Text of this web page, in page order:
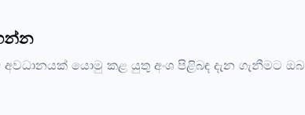
අවධානයක් යොමු කළ යුතු අංශ පිළිබඳ දැන ගැනීමට